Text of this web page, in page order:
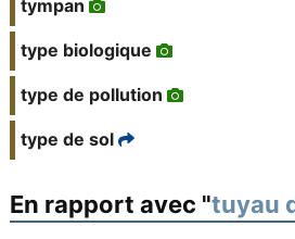
tympan
type biologique
type de pollution
type de sol
En rapport avec "tuyau